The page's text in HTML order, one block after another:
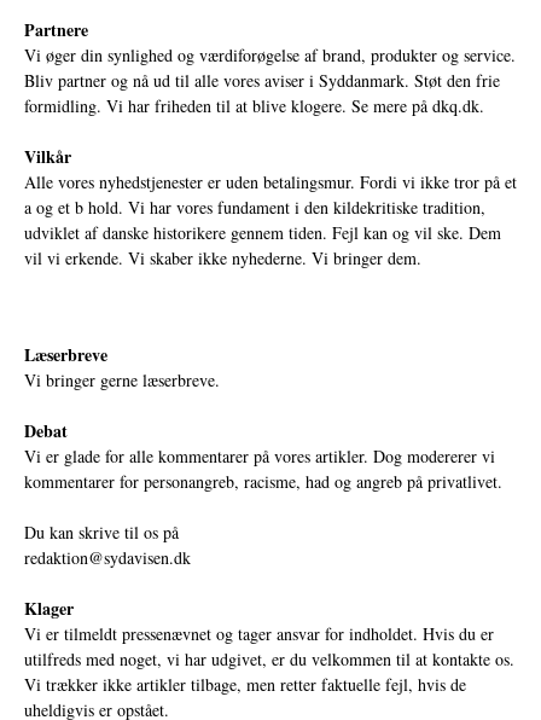
Partnere
Vi øger din synlighed og værdiforøgelse af brand, produkter og service.
Bliv partner og nå ud til alle vores aviser i Syddanmark. Støt den frie
formidling. Vi har friheden til at blive klogere. Se mere på dkq.dk.
Vilkår
Alle vores nyhedstjenester er uden betalingsmur. Fordi vi ikke tror på et
a og et b hold. Vi har vores fundament i den kildekritiske tradition,
udviklet af danske historikere gennem tiden. Fejl kan og vil ske. Dem
vil vi erkende. Vi skaber ikke nyhederne. Vi bringer dem.
Læserbreve
Vi bringer gerne læserbreve.
Debat
Vi er glade for alle kommentarer på vores artikler. Dog modererer vi
kommentarer for personangreb, racisme, had og angreb på privatlivet.
Du kan skrive til os på
redaktion@sydavisen.dk
Klager
Vi er tilmeldt pressenævnet og tager ansvar for indholdet. Hvis du er
utilfreds med noget, vi har udgivet, er du velkommen til at kontakte os.
Vi trækker ikke artikler tilbage, men retter faktuelle fejl, hvis de
uheldigvis er opstået.